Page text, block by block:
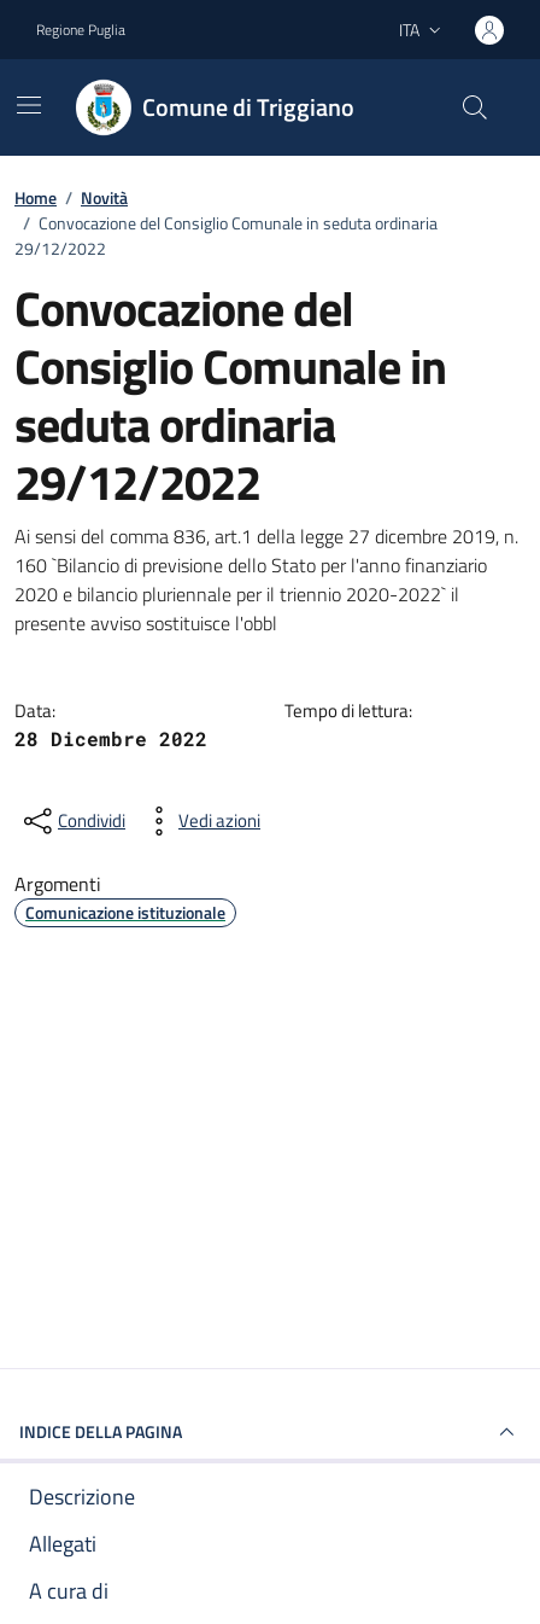
Regione Puglia Lingua attiva:
ITA
Comune di Triggiano
Home / Novità
/ Convocazione del Consiglio Comunale in seduta ordinaria
29/12/2022
Convocazione del
Consiglio Comunale in
seduta ordinaria
29/12/2022
Dettagli della notizia
Ai sensi del comma 836, art.1 della legge 27 dicembre 2019, n.
160 `Bilancio di previsione dello Stato per l'anno finanziario
2020 e bilancio pluriennale per il triennio 2020-2022` il
presente avviso sostituisce l'obbl
Data:
28 Dicembre 2022
Tempo di lettura:
Condividi Vedi azioni
Argomenti
Comunicazione istituzionale
INDICE DELLA PAGINA
Descrizione
Allegati
A cura di